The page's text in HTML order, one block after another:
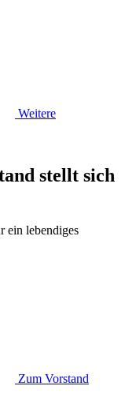
Weitere
stellt sich
ein lebendiges
Zum Vorstand